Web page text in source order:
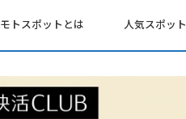
モトスポットとは 人気スポット